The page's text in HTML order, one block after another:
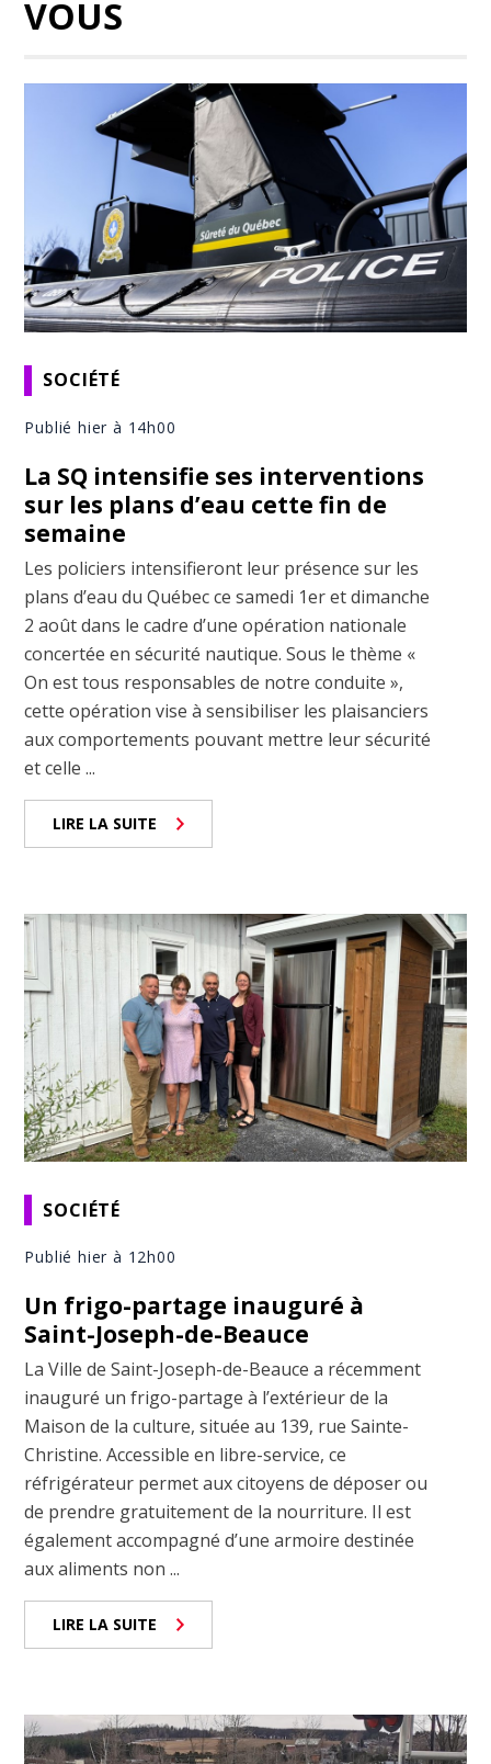
VOUS
SOCIÉTÉ
Publié hier à 14h00
La SQ intensifie ses interventions
sur les plans d’eau cette fin de
semaine
Les policiers intensifieront leur présence sur les
plans d’eau du Québec ce samedi 1er et dimanche
2 août dans le cadre d’une opération nationale
concertée en sécurité nautique. Sous le thème «
On est tous responsables de notre conduite »,
cette opération vise à sensibiliser les plaisanciers
aux comportements pouvant mettre leur sécurité
et celle ...
LIRE LA SUITE
SOCIÉTÉ
Publié hier à 12h00
Un frigo-partage inauguré à
Saint-Joseph-de-Beauce
La Ville de Saint-Joseph-de-Beauce a récemment
inauguré un frigo-partage à l’extérieur de la
Maison de la culture, située au 139, rue Sainte-
Christine. Accessible en libre-service, ce
réfrigérateur permet aux citoyens de déposer ou
de prendre gratuitement de la nourriture. Il est
également accompagné d’une armoire destinée
aux aliments non ...
LIRE LA SUITE